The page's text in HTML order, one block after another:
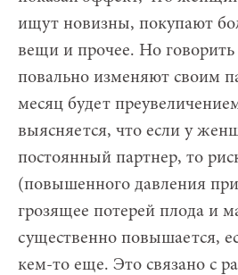
ищут новизны, покупают
вещи и прочее. Но
повально изменяют своим
месяц будет
выясняется, что если у
постоянный партнер, то
(повышенного давления
грозящее потерей плода и
существенно повышается,
кем-то еще. Это связано с